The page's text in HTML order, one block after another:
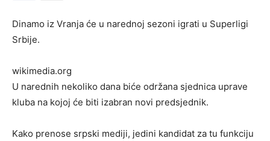
Dinamo iz Vranja će u narednoj sezoni igrati u Superligi
Srbije.
wikimedia.org
U narednih nekoliko dana biće održana sjednica uprave
kluba na kojoj će biti izabran novi predsjednik.
Kako prenose srpski mediji, jedini kandidat za tu funkciju